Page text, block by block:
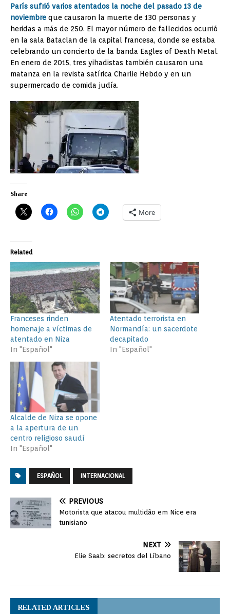
París sufrió varios atentados la noche del pasado 13 de
noviembre que causaron la muerte de 130 personas y
heridas a más de 250. El mayor número de fallecidos ocurrió
en la sala Bataclan de la capital francesa, donde se estaba
celebrando un concierto de la banda Eagles of Death Metal.
En enero de 2015, tres yihadistas también causaron una
matanza en la revista satírica Charlie Hebdo y en un
supermercado de comida judía.
Share
More
Related
Franceses rinden
homenaje a víctimas de
atentado en Niza
In "Español"
Atentado terrorista en
Normandía: un sacerdote
decapitado
In "Español"
Alcalde de Niza se opone
a la apertura de un
centro religioso saudí
In "Español"
ESPAÑOL INTERNACIONAL
PREVIOUS
Motorista que atacou multidão em Nice era
tunisiano
NEXT
Elie Saab: secretos del Líbano
RELATED ARTICLES